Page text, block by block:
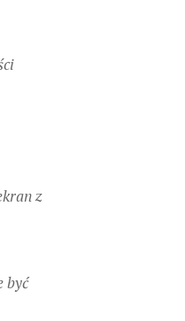
z
być